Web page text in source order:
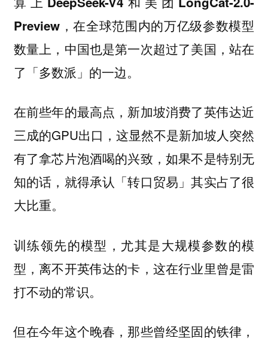
Preview，在全球范围内的万亿级参数模型
数量上，中国也是第一次超过了美国，站在
了「多数派」的一边。
在前些年的最高点，新加坡消费了英伟达近
三成的GPU出口，这显然不是新加坡人突然
有了拿芯片泡酒喝的兴致，如果不是特别无
知的话，就得承认「转口贸易」其实占了很
大比重。
训练领先的模型，尤其是大规模参数的模
型，离不开英伟达的卡，这在行业里曾是雷
打不动的常识。
但在今年这个晚春，那些曾经坚固的铁律，